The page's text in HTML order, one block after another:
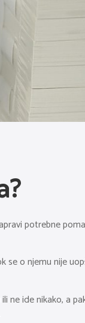
potrebne
se o njemu nije
ne ide nikako, a